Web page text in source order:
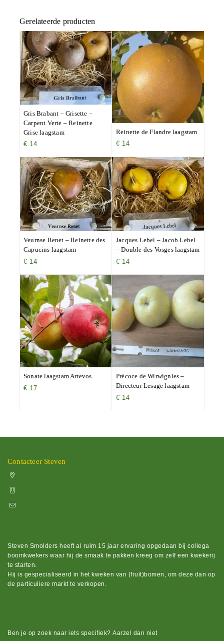
Gerelateerde producten
Gris Brabant – Grisette –
Carpent Verte – Reinette
Grise laagstam
€ 14
Reinette de Flandre laagstam
€ 14
Veurnse Renet – Reinette des
Capucins laagstam
€ 14
Jacques Lebel – Jacob Lebel
– Double des Vosges laagstam
€ 14
Sonate laagstam Artevos
€ 17
Précoce de Wirwignies –
Directeur Lesage laagstam
€ 14
Contacteer Steven
Steven Smolders heeft al ruim 15 jaar ervaring opgedaan bij collega
boomkwekers waar hij de smaak te pakken kreeg om zelf een kwekerij
te starten.
Hij is gespecialiseerd in het kweken van (fruit)bomen, om deze dan op
de particuliere markt te verkopen.
Ben je op zoek naar iets specifiek? Aarzel dan niet